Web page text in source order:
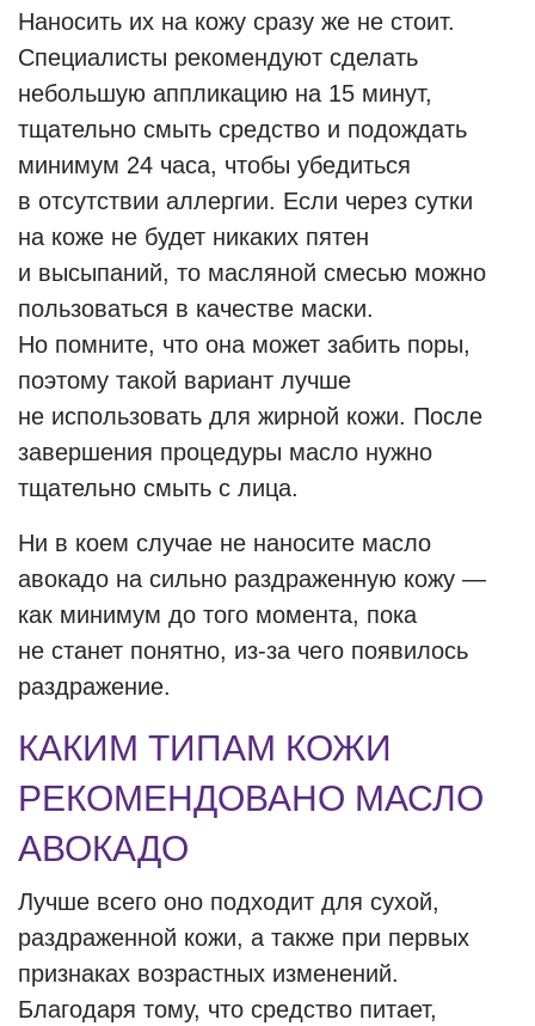
Наносить их на кожу сразу же не стоит.
Специалисты рекомендуют сделать
небольшую аппликацию на 15 минут,
тщательно смыть средство и подождать
минимум 24 часа, чтобы убедиться
в отсутствии аллергии. Если через сутки
на коже не будет никаких пятен
и высыпаний, то масляной смесью можно
пользоваться в качестве маски.
Но помните, что она может забить поры,
поэтому такой вариант лучше
не использовать для жирной кожи. После
завершения процедуры масло нужно
тщательно смыть с лица.
Ни в коем случае не наносите масло
авокадо на сильно раздраженную кожу —
как минимум до того момента, пока
не станет понятно, из-за чего появилось
раздражение.
КАКИМ ТИПАМ КОЖИ
РЕКОМЕНДОВАНО МАСЛО
АВОКАДО
Лучше всего оно подходит для сухой,
раздраженной кожи, а также при первых
признаках возрастных изменений.
Благодаря тому, что средство питает,